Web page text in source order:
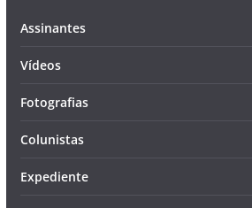
Assinantes
Vídeos
Fotografias
Colunistas
Expediente